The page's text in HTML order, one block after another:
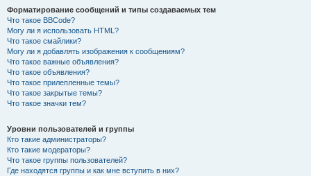
Форматирование сообщений и типы создаваемых тем
Что такое BBCode?
Могу ли я использовать HTML?
Что такое смайлики?
Могу ли я добавлять изображения к сообщениям?
Что такое важные объявления?
Что такое объявления?
Что такое прилепленные темы?
Что такое закрытые темы?
Что такое значки тем?
Уровни пользователей и группы
Кто такие администраторы?
Кто такие модераторы?
Что такое группы пользователей?
Где находятся группы и как мне вступить в них?